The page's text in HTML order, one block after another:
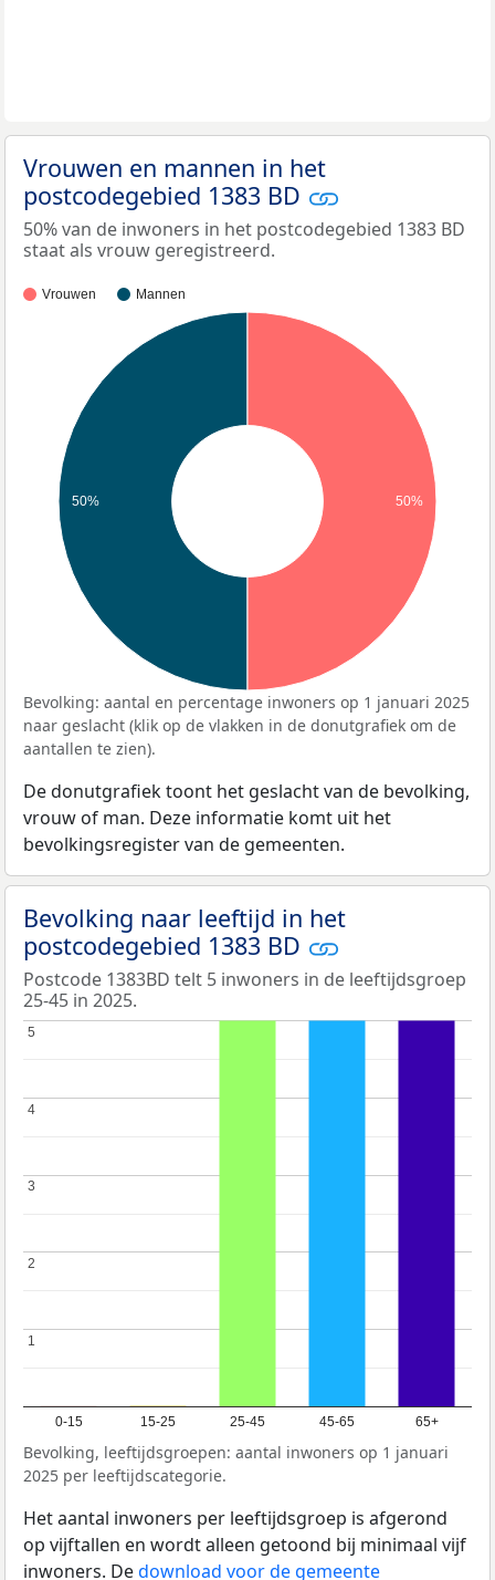
Vrouwen en mannen in het
postcodegebied 1383 BD
50% van de inwoners in het postcodegebied 1383 BD
staat als vrouw geregistreerd.
Vrouwen Mannen
50% 50%
Bevolking: aantal en percentage inwoners op 1 januari 2025
naar geslacht (klik op de vlakken in de donutgrafiek om de
aantallen te zien).
De donutgrafiek toont het geslacht van de bevolking,
vrouw of man. Deze informatie komt uit het
bevolkingsregister van de gemeenten.
Bevolking naar leeftijd in het
postcodegebied 1383 BD
Postcode 1383BD telt 5 inwoners in de leeftijdsgroep
25-45 in 2025.
0-15 15-25 25-45 45-65 65+
1
1
2
2
3
3
4
4
5
5
Bevolking, leeftijdsgroepen: aantal inwoners op 1 januari
2025 per leeftijdscategorie.
Het aantal inwoners per leeftijdsgroep is afgerond
op vijftallen en wordt alleen getoond bij minimaal vijf
inwoners. Dedownload voor de gemeente